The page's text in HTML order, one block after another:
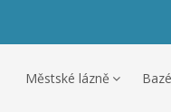
Městské lázně